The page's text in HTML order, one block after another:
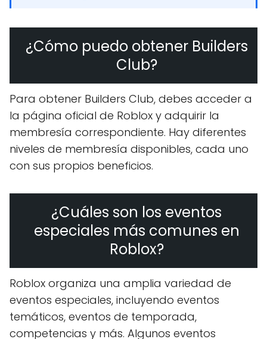
¿Cómo puedo obtener Builders
Club?
Para obtener Builders Club, debes acceder a
la página oficial de Roblox y adquirir la
membresía correspondiente. Hay diferentes
niveles de membresía disponibles, cada uno
con sus propios beneficios.
¿Cuáles son los eventos
especiales más comunes en
Roblox?
Roblox organiza una amplia variedad de
eventos especiales, incluyendo eventos
temáticos, eventos de temporada,
competencias y más. Algunos eventos